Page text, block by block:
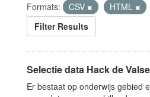
Formats: CSV HTML
Filter Results
Selectie data Hack de
Er bestaat op onderwijs gebied